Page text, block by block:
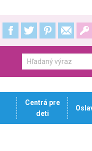
Centrá pre
deti